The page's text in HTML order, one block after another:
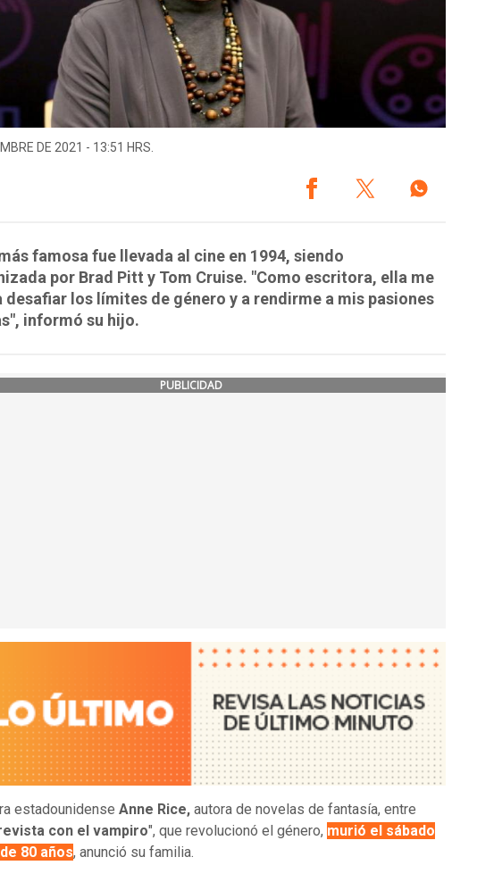
DE 2021 - 13:51 HRS.
famosa fue llevada al cine en 1994, siendo
por Brad Pitt y Tom Cruise. "Como escritora, ella me
desafiar los límites de género y a rendirme a mis pasiones
informó su hijo.
PUBLICIDAD
estadounidense Anne Rice, autora de novelas de fantasía, entre
con el vampiro", que revolucionó el género, murió el sábado
80 años, anunció su familia.